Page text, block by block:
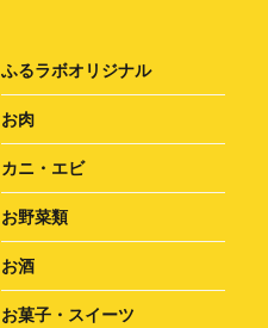
ふるラボオリジナル
お肉
カニ・エビ
お野菜類
お酒
お菓子・スイーツ